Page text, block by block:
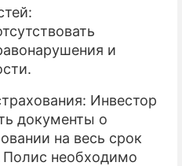
и
Инвестор
документы о
на весь срок
Полис необходимо